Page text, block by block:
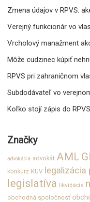
Zmena údajov v RPVS:
Verejný funkcionár vo
Vrcholový manažment
Môže cudzinec kúpiť
RPVS pri zahraničnom
Subdodávateľ vo
Koľko stojí zápis do
Značky
advokácia advokát AML
konkurz KUV
legislatíva likvidácia
obchodná spoločnosť